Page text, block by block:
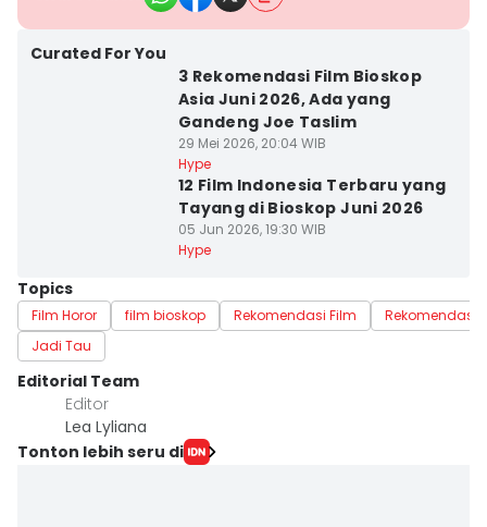
Curated For You
3 Rekomendasi Film Bioskop
Asia Juni 2026, Ada yang
Gandeng Joe Taslim
29 Mei 2026, 20:04 WIB
Hype
12 Film Indonesia Terbaru yang
Tayang di Bioskop Juni 2026
05 Jun 2026, 19:30 WIB
Hype
Topics
Film Horor film bioskop Rekomendasi Film
Rekomendasi
Jadi Tau
Editorial Team
Editor
Lea Lyliana
Tonton lebih seru di